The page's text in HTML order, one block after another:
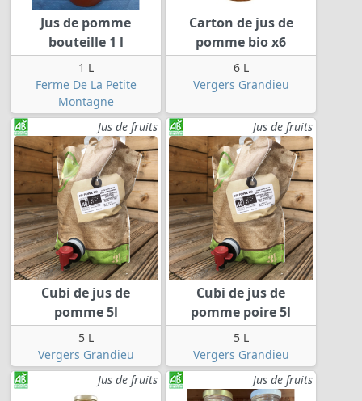
Jus de pomme
bouteille 1 l
1 L
Ferme De La Petite
Montagne
Carton de jus de
pomme bio x6
6 L
Vergers Grandieu
Jus de fruits
Cubi de jus de
pomme 5l
5 L
Vergers Grandieu
Jus de fruits
Cubi de jus de
pomme poire 5l
5 L
Vergers Grandieu
Jus de fruits
Jus de fruits